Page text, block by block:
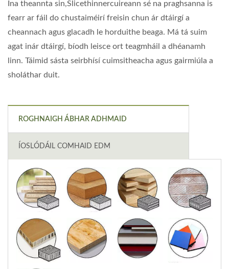
Ina theannta sin,Slicethinnercuireann sé na praghsanna is
fearr ar fáil do chustaiméirí freisin chun ár dtáirgí a
cheannach agus glacadh le horduithe beaga. Má tá suim
agat inár dtáirgí, bíodh leisce ort teagmháil a dhéanamh
linn. Táimid sásta seirbhísí cuimsitheacha agus gairmiúla a
sholáthar duit.
ROGHNAIGH ÁBHAR ADHMAID
ÍOSLÓDÁIL COMHAID EDM